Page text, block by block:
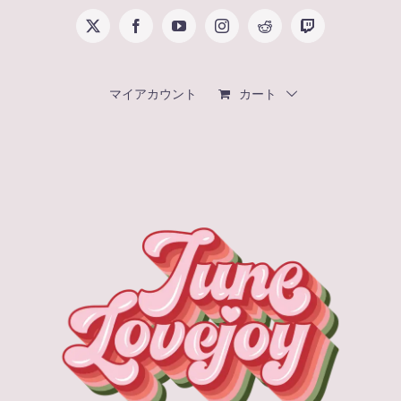
X FacebookYouTubeInstagramReddit Twitch
マイアカウント カート